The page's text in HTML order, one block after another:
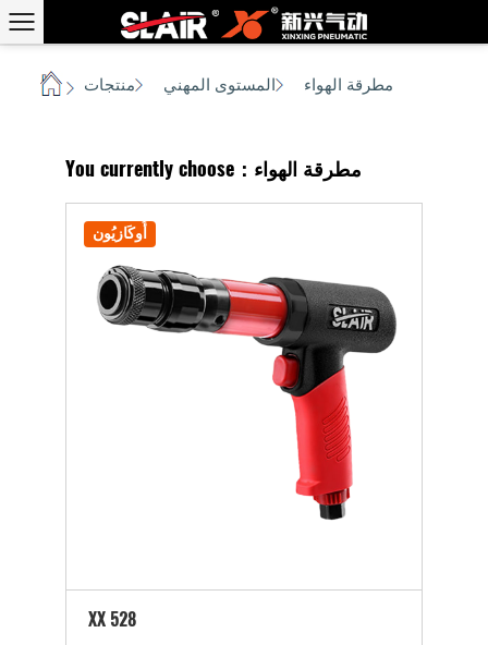
بيت منتجات المستوى المهني مطرقة الهواء
You currently choose：مطرقة الهواء
أُوكَازيُون
XX 528